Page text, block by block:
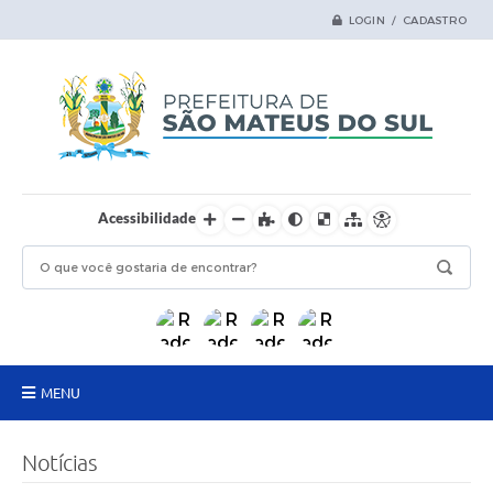
LOGIN / CADASTRO
Acessibilidade
MENU
Notícias